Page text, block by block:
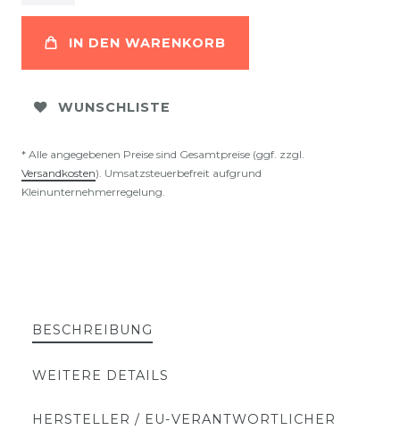
IN DEN WARENKORB
WUNSCHLISTE
* Alle angegebenen Preise sind Gesamtpreise (ggf. zzgl.
Versandkosten). Umsatzsteuerbefreit aufgrund
Kleinunternehmerregelung.
BESCHREIBUNG
WEITERE DETAILS
HERSTELLER / EU-VERANTWORTLICHER